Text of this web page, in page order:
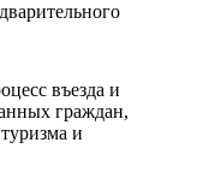
въезда и
граждан,
и